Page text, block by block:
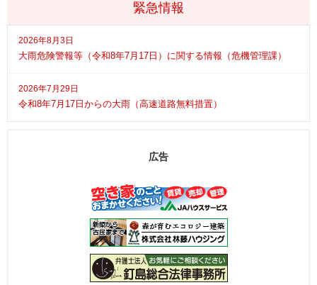
緊急情報
2026年8月3日
大雨危険警報等（令和8年7月17日）に関する情報（危機管理課）
2026年7月29日
令和8年7月17日からの大雨（高速道路無料措置）
広告